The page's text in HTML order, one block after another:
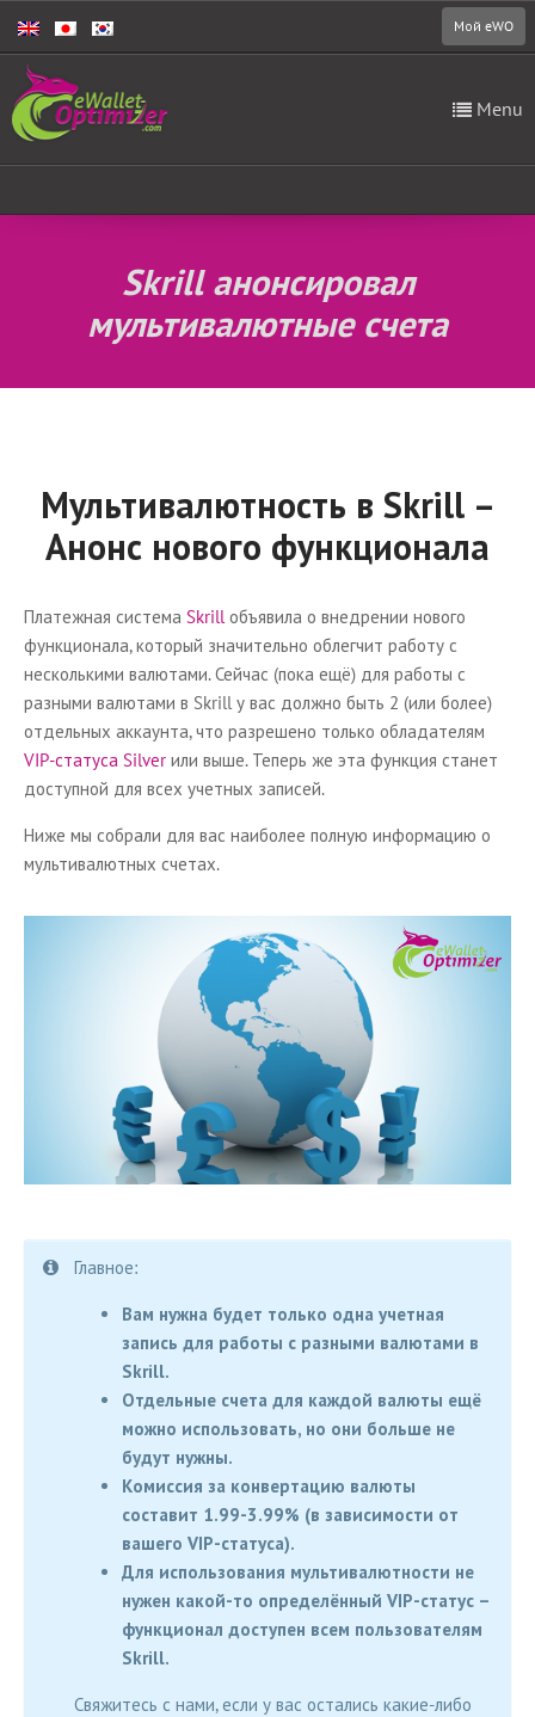
Мой eWO
Menu
Skrill анонсировал
мультивалютные счета
Мультивалютность в Skrill –
Анонс нового функционала
Платежная система Skrillобъявила о внедрении нового
функционала, который значительно облегчит работу с
несколькими валютами. Сейчас (пока ещё) для работы с
разными валютами в Skrill у вас должно быть 2 (или более)
отдельных аккаунта, что разрешено только обладателям
VIP-статуса Silver или выше. Теперь же эта функция станет
доступной для всех учетных записей.
Ниже мы собрали для вас наиболее полную информацию о
мультивалютных счетах.
Главное:
Вам нужна будет только одна учетная
запись для работы с разными валютами в
Skrill.
Отдельные счета для каждой валюты ещё
можно использовать, но они больше не
будут нужны.
Комиссия за конвертацию валюты
составит 1.99-3.99% (в зависимости от
вашего VIP-статуса).
Для использования мультивалютности не
нужен какой-то определённый VIP-статус –
функционал доступен всем пользователям
Skrill.
Свяжитесь с нами, если у вас остались какие-либо